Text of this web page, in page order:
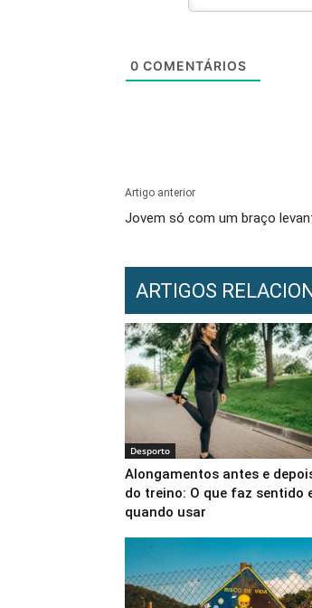
0 COMENTÁRIOS
Artigo anterior
Jovem só com um braço
ARTIGOS
Desporto
Alongamentos antes e
do treino: O que faz sentido
quando usar